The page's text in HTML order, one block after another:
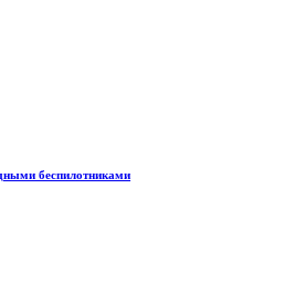
беспилотниками